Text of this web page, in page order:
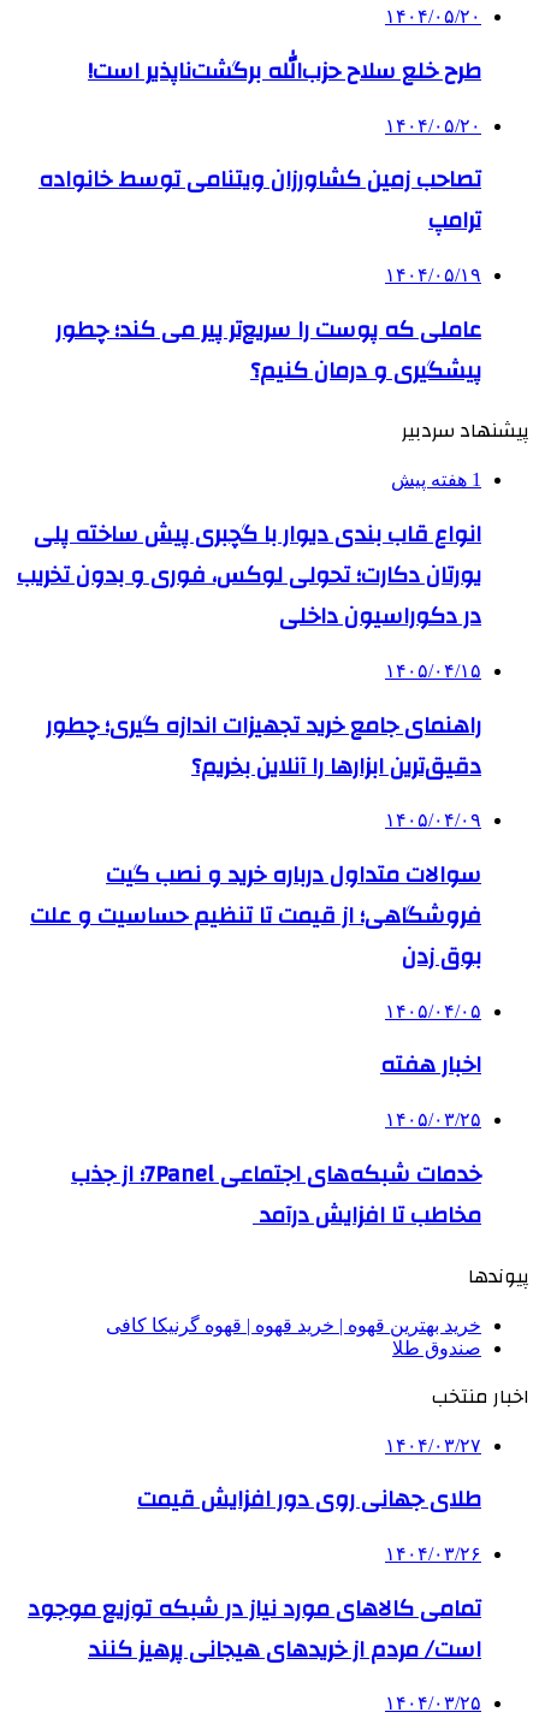
۱۴۰۴/۰۵/۲۰
طرح خلع سلاح حزب‌الله برگشت‌ناپذیر است!
۱۴۰۴/۰۵/۲۰
تصاحب زمین کشاورزان ویتنامی توسط خانواده
ترامپ
۱۴۰۴/۰۵/۱۹
عاملی که پوست را سریع‌تر پیر می کند؛ چطور
پیشگیری و درمان کنیم؟
پیشنهاد سردبیر
1 هفته پیش
انواع قاب بندی دیوار با گچبری پیش ساخته پلی
یورتان دکارت؛ تحولی لوکس، فوری و بدون تخریب
در دکوراسیون داخلی
۱۴۰۵/۰۴/۱۵
راهنمای جامع خرید تجهیزات اندازه گیری؛ چطور
دقیق‌ترین ابزارها را آنلاین بخریم؟
۱۴۰۵/۰۴/۰۹
سوالات متداول درباره خرید و نصب گیت
فروشگاهی؛ از قیمت تا تنظیم حساسیت و علت
بوق زدن
۱۴۰۵/۰۴/۰۵
اخبار هفته
۱۴۰۵/۰۳/۲۵
خدمات شبکه‌های اجتماعی 7Panel؛ از جذب
مخاطب تا افزایش درآمد
پیوندها
خرید بهترین قهوه | خرید قهوه | قهوه گرنیکا کافی
صندوق طلا
اخبار منتخب
۱۴۰۴/۰۳/۲۷
طلای جهانی روی دور افزایش قیمت
۱۴۰۴/۰۳/۲۶
تمامی کالاهای مورد نیاز در شبکه توزیع موجود
است/ مردم از خریدهای هیجانی پرهیز کنند
۱۴۰۴/۰۳/۲۵